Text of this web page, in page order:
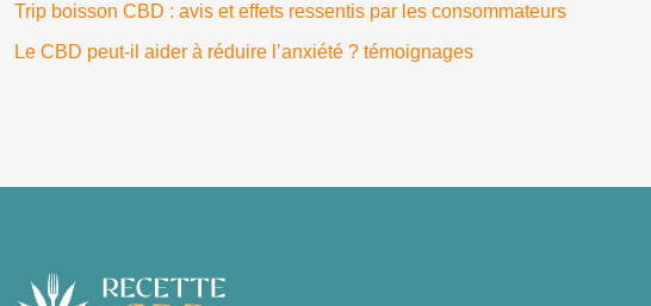
Trip boisson CBD : avis et effets ressentis par les consommateurs
Le CBD peut-il aider à réduire l’anxiété ? témoignages